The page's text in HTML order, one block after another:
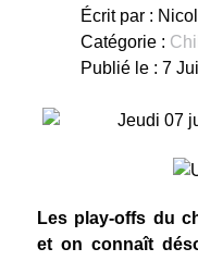
Écrit par :
Catégorie :
Publié le : 7
Jeudi 07
Les play-offs du
et on connaît